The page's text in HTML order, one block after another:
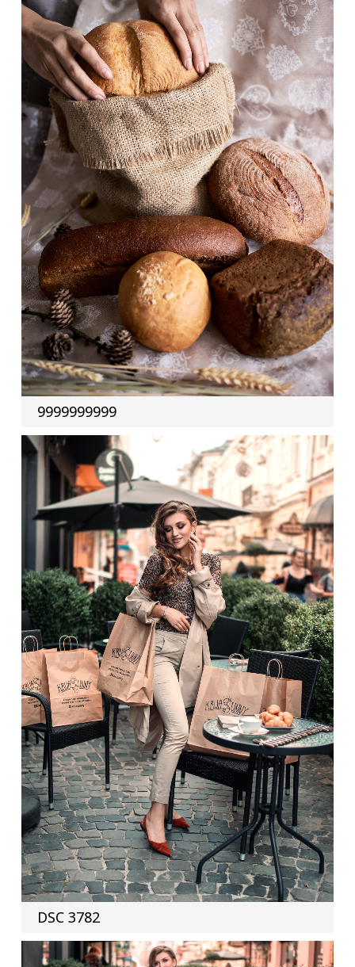
9999999999
DSC 3782